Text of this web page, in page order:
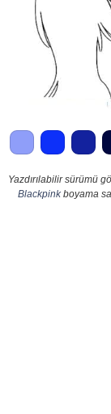
Yazdırılabilir sürümü
Blackpinkboyama